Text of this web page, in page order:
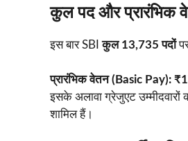
कुल पद और प्रारंभिक
इस बार SBIकुल 13,735 पदों
प्रारंभिक वेतन (Basic Pay):
इसके अलावा ग्रेजुएट
शामिल हैं।